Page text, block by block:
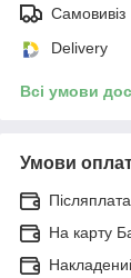
Самовивіз
Delivery
Всі умови
Умови
Післяплата
На карту